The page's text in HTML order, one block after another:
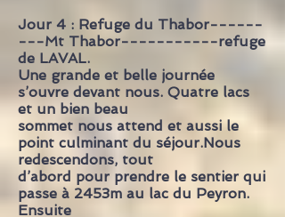
Jour 4 : Refuge du Thabor------
---Mt Thabor-----------refuge
de LAVAL.
Une grande et belle journée
s’ouvre devant nous. Quatre lacs
et un bien beau
sommet nous attend et aussi le
point culminant du séjour.Nous
redescendons, tout
d’abord pour prendre le sentier qui
passe à 2453m au lac du Peyron.
Ensuite